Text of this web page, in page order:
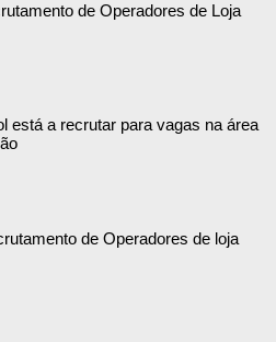
de Operadores de Loja
está a recrutar para vagas na área
de Operadores de loja